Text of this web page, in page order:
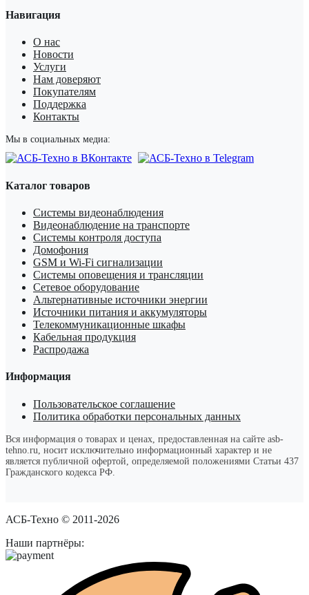
Навигация
О нас
Новости
Услуги
Нам доверяют
Покупателям
Поддержка
Контакты
Мы в социальных медиа:
Каталог товаров
Системы видеонаблюдения
Видеонаблюдение на транспорте
Системы контроля доступа
Домофония
GSM и Wi-Fi сигнализации
Системы оповещения и трансляции
Сетевое оборудование
Альтернативные источники энергии
Источники питания и аккумуляторы
Телекоммуникационные шкафы
Кабельная продукция
Распродажа
Информация
Пользовательское соглашение
Политика обработки персональных данных
Вся информация о товарах и ценах, предоставленная на сайте asb-
tehno.ru, носит исключительно информационный характер и не
является публичной офертой, определяемой положениями Статьи 437
Гражданского кодекса РФ.
АСБ-Техно © 2011-2026
Наши партнёры: